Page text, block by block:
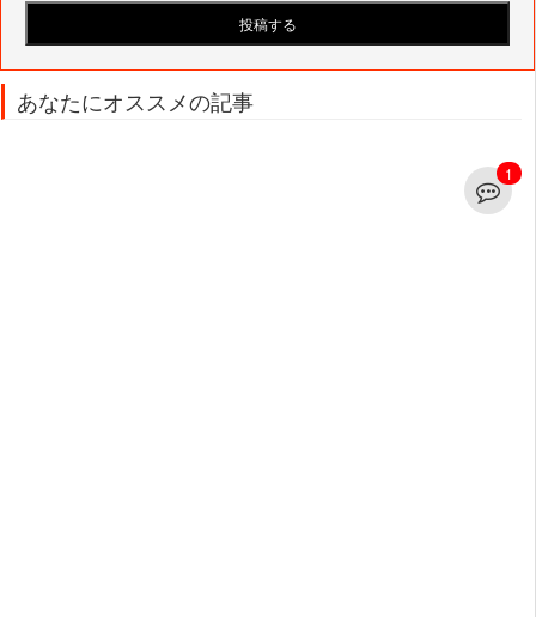
1
あなたにオススメの記事